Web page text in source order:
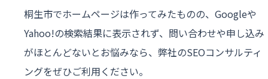
桐生市でホームページは作ってみたものの、Googleや
Yahoo!の検索結果に表示されず、問い合わせや申し込み
がほとんどないとお悩みなら、弊社のSEOコンサルティ
ングをぜひご利用ください。